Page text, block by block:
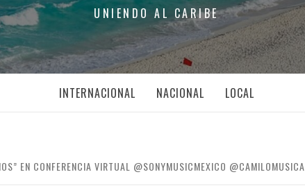
UNIENDO AL CARIBE
INTERNACIONAL NACIONAL LOCAL
EN CONFERENCIA VIRTUAL @SONYMUSICMEXICO @CAMILOMUSICA